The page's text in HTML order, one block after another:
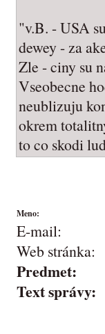
"v.B. - USA
dewey - za
Zle - ciny su
Vseobecne
neublizuju
okrem
to co skodi
Meno:
E-mail:
Web stránka:
Predmet:
Text správy: